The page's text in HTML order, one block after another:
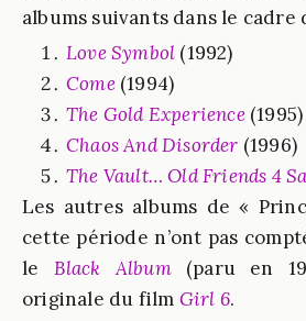
albums suivants dans le cadre
Love Symbol (1992)
Come (1994)
The Gold Experience(1995)
Chaos And Disorder (1996)
The Vault… Old Friends 4
Les autres albums de «
cette période n’ont pas
le Black Album(paru en
originale du film Girl 6.